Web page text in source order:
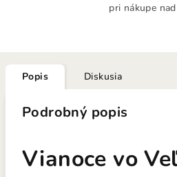
pri nákupe
Popis Diskusia
Podrobný popis
Vianoce vo